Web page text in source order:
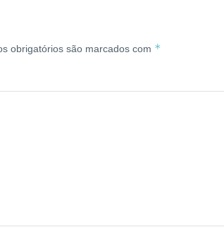
obrigatórios são marcados com *